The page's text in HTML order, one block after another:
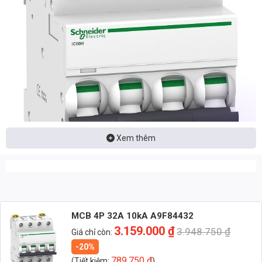
Nhận báo giá đèn LED – tư vấn nhanh & giá tận xưởng
Nhắn: Loại đèn + Công suất + Số lượng để nhận báo giá
nhanh
Xem thêm
MCB 4P 32A 10kA A9F84432
Giá chỉ còn: 3.159.000₫3.948.750₫
-20%